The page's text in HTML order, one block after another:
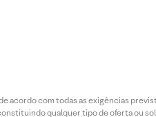
acordo com todas as exigências
qualquer tipo de oferta ou